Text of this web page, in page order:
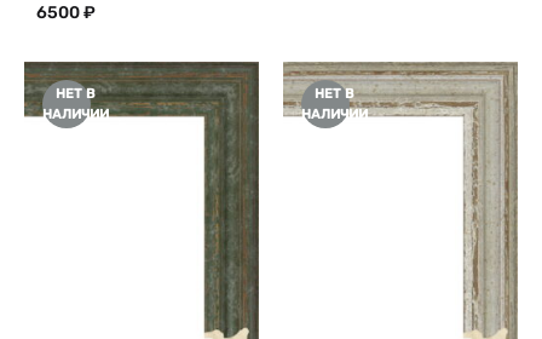
6500₽
НЕТ В
НАЛИЧИИ
НЕТ В
НАЛИЧИИ